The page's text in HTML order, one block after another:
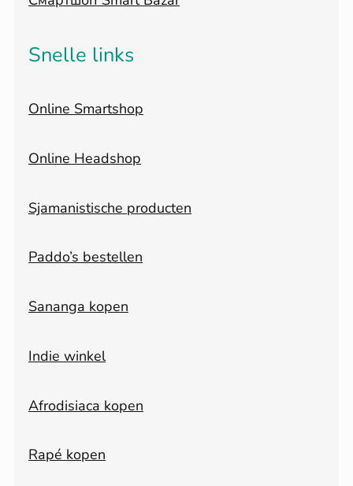
Snelle links
Online Smartshop
Online Headshop
Sjamanistische producten
Paddo’s bestellen
Sananga kopen
Indie winkel
Afrodisiaca kopen
Rapé kopen